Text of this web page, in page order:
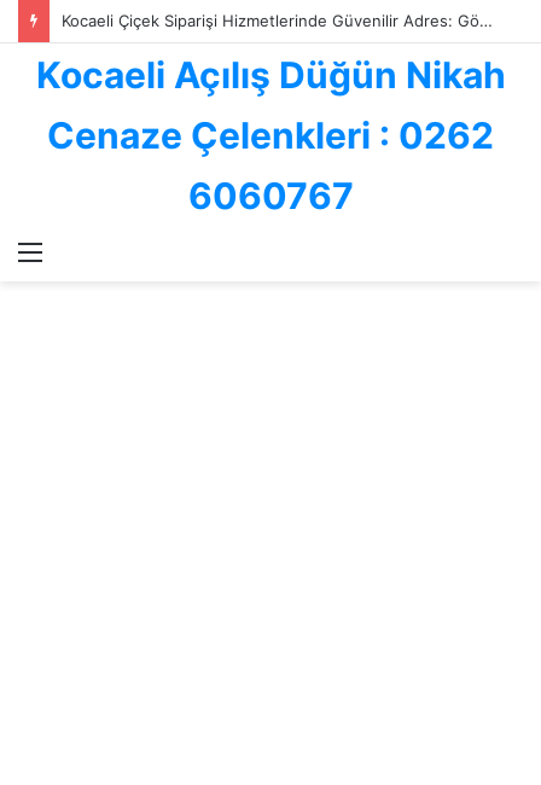
Kocaeli Çiçek Siparişi Hizmetlerinde Güvenilir Adres: Göksallar Çiçekçilik ile Profesyonel Çiçek Gönderimi
Kocaeli Açılış Düğün Nikah
Cenaze Çelenkleri : 0262
6060767